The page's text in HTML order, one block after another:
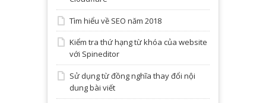
Tìm hiểu về SEO năm 2018
Kiểm tra thứ hạng từ khóa của website
với Spineditor
Sử dụng từ đồng nghĩa thay đổi nội
dung bài viết